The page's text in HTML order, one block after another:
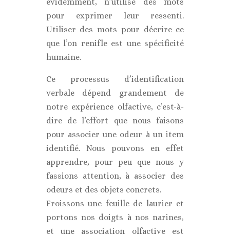
pour exprimer leur ressenti.
Utiliser des mots pour décrire ce
que l’on renifle est une spécificité
humaine.
Ce processus d’identification
verbale dépend grandement de
notre expérience olfactive, c’est-à-
dire de l’effort que nous faisons
pour associer une odeur à un item
identifié. Nous pouvons en effet
apprendre, pour peu que nous y
fassions attention, à associer des
odeurs et des objets concrets.
Froissons une feuille de laurier et
portons nos doigts à nos narines,
et une association olfactive est